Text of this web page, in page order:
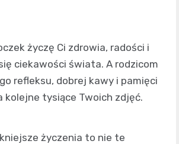
życzę Ci zdrowia, radości i
ciekawości świata. A rodzicom
refleksu, dobrej kawy i pamięci
kolejne tysiące Twoich zdjęć.
życzenia to nie te